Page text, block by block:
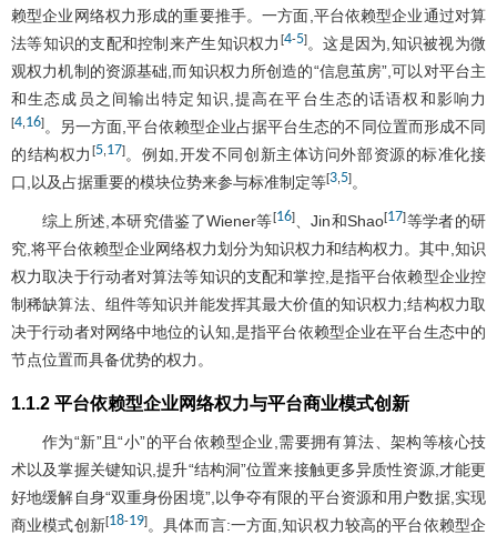
赖型企业网络权力形成的重要推手。一方面,平台依赖型企业通过对算
法等知识的支配和控制来产生知识权力 [4-5]。这是因为,知识被视为微
观权力机制的资源基础,而知识权力所创造的“信息茧房”,可以对平台主
和生态成员之间输出特定知识,提高在平台生态的话语权和影响力
[4 16]。另一方面,平台依赖型企业占据平台生态的不同位置而形成不同
的结构权力 [5, 17]。例如,开发不同创新主体访问外部资源的标准化接
口,以及占据重要的模块位势来参与标准制定等[3 5]。
综上所述,本研究借鉴了Wiener等[16]、Jin和Shao[17]等学者的研
究,将平台依赖型企业网络权力划分为知识权力和结构权力。其中,知识
权力取决于行动者对算法等知识的支配和掌控,是指平台依赖型企业控
制稀缺算法、组件等知识并能发挥其最大价值的知识权力;结构权力取
决于行动者对网络中地位的认知,是指平台依赖型企业在平台生态中的
节点位置而具备优势的权力。
1.1.2 平台依赖型企业网络权力与平台商业模式创新
作为“新”且“小”的平台依赖型企业,需要拥有算法、架构等核心技
术以及掌握关键知识,提升“结构洞”位置来接触更多异质性资源,才能更
好地缓解自身“双重身份困境”,以争夺有限的平台资源和用户数据,实现
商业模式创新[18-19]。具体而言:一方面,知识权力较高的平台依赖型企